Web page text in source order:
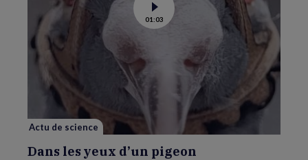
Voir
la
vidéo
01:03
Actu de science
Dans les yeux d’un pigeon